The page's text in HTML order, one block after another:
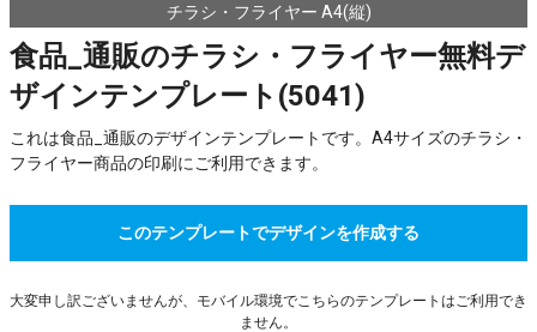
チラシ・フライヤー A4(縦)
食品_通販のチラシ・フライヤー無料デ
ザインテンプレート(5041)
これは食品_通販のデザインテンプレートです。A4サイズのチラシ・
フライヤー商品の印刷にご利用できます。
このテンプレートでデザインを作成する
大変申し訳ございませんが、モバイル環境でこちらのテンプレートはご利用でき
ません。